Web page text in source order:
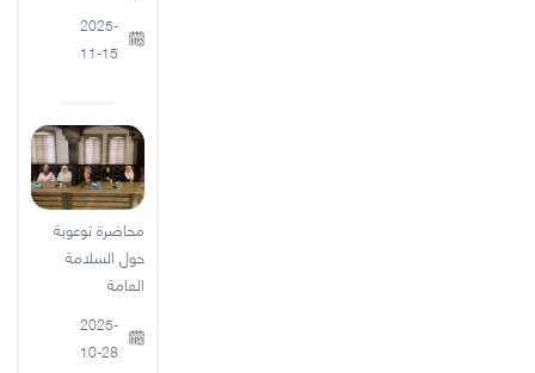
2025-
11-15
محاضرة توعوية
حول السلامة
العامة
2025-
10-28